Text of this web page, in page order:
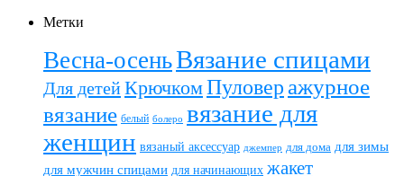
Метки
Весна-осеньВязание спицами
Для детейКрючкомПуловер ажурное
вязание белый болеро вязание для
женщин вязаный аксессуар джемпер для дома для зимы
для мужчин спицами для начинающих жакет